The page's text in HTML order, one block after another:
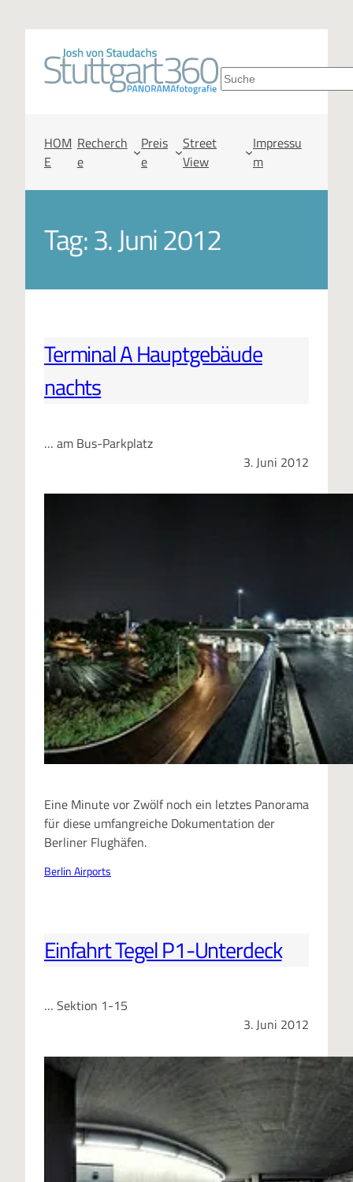
S
h
n
HOM
E
Recherch
e
Preis
e
Street
View
Impressu
m
Tag:3. Juni 2012
Terminal A Hauptgebäude
nachts
… am Bus-Parkplatz
3. Juni 2012
Eine Minute vor Zwölf noch ein letztes Panorama
für diese umfangreiche Dokumentation der
Berliner Flughäfen.
Berlin Airports
Einfahrt Tegel P1-Unterdeck
… Sektion 1-15
3. Juni 2012